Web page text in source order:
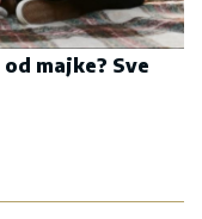
majke? Sve